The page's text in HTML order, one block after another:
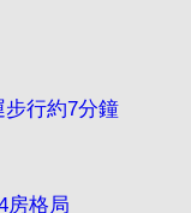
行約7分鐘
房格局